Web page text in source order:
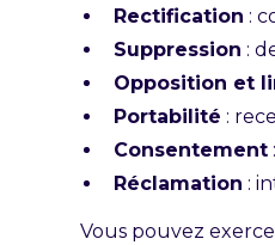
Rectification :
Suppression :
Opposition et
Portabilité :
Consentement
Réclamation :
Vous pouvez